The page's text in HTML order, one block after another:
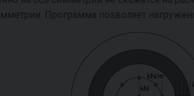
Программа позволяет